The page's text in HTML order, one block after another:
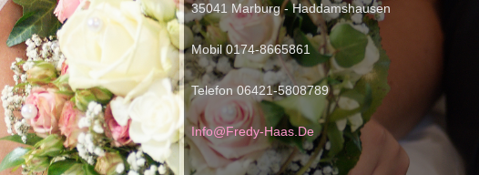
35041 Marburg - Haddamshausen
Mobil 0174-8665861
Telefon 06421-5808789
Info@Fredy-Haas.De